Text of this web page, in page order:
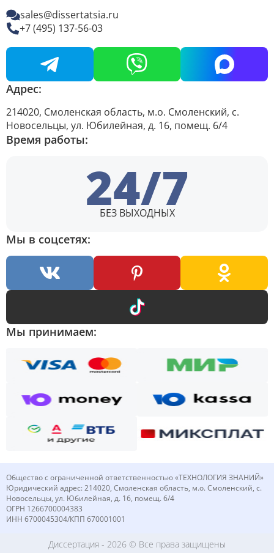
sales@dissertatsia.ru
+7 (495) 137-56-03
Адрес:
214020, Смоленская область, м.о. Смоленский, с.
Новосельцы, ул. Юбилейная, д. 16, помещ. 6/4
Время работы:
24/7
БЕЗ ВЫХОДНЫХ
Мы в соцсетях:
Мы принимаем:
Общество с ограниченной ответственностью «ТЕХНОЛОГИЯ ЗНАНИЙ»
Юридический адрес: 214020, Смоленская область, м.о. Смоленский, с.
Новосельцы, ул. Юбилейная, д. 16, помещ. 6/4
ОГРН 1266700004383
ИНН 6700045304/КПП 670001001
Диссертация - 2026 © Все права защищены